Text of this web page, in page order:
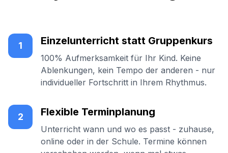
1 Einzelunterricht statt Gruppenkurs
100% Aufmerksamkeit für Ihr Kind. Keine
Ablenkungen, kein Tempo der anderen - nur
individueller Fortschritt in Ihrem Rhythmus.
2 Flexible Terminplanung
Unterricht wann und wo es passt - zuhause,
online oder in der Schule. Termine können